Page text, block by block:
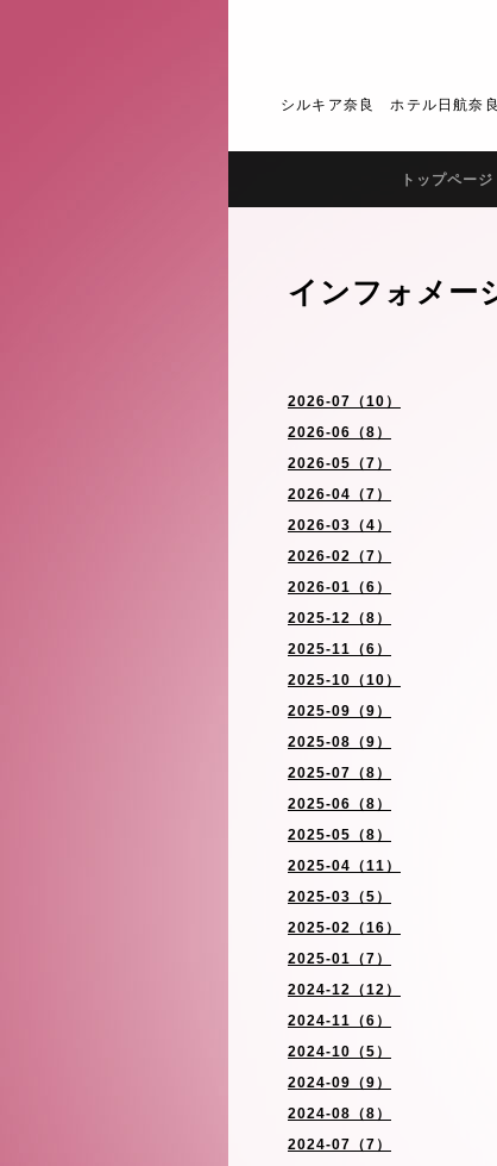
シルキア奈良 ホテル日航奈
トップページ
2026-07（10）
2026-06（8）
2026-05（7）
2026-04（7）
2026-03（4）
2026-02（7）
2026-01（6）
2025-12（8）
2025-11（6）
2025-10（10）
2025-09（9）
2025-08（9）
2025-07（8）
2025-06（8）
2025-05（8）
2025-04（11）
2025-03（5）
2025-02（16）
2025-01（7）
2024-12（12）
2024-11（6）
2024-10（5）
2024-09（9）
2024-08（8）
2024-07（7）
インフォメー